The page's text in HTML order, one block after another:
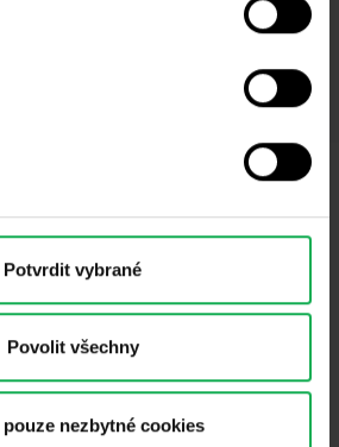
státech amerických.
Potvrdit vybrané
Povolit všechny
nezbytné cookies
Dále potvrzuji, beru na vědomí a přijímám
Po - Pá, 8-16h (CET)